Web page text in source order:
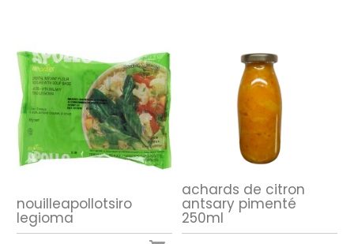
nouilleapollotsiro
legioma
achards de citron
antsary pimenté
250ml